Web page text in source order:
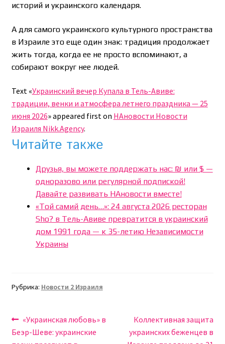
историй и украинского календаря.
А для самого украинского культурного пространства
в Израиле это еще один знак: традиция продолжает
жить тогда, когда ее не просто вспоминают, а
собирают вокруг нее людей.
Text «Украинский вечер Купала в Тель-Авиве:
традиции, венки и атмосфера летнего праздника — 25
июня 2026» appeared first on НАновости Новости
Израиля Nikk.Agency.
Читайте также
Друзья, вы можете поддержать нас: ₪ или $ —
одноразово или регулярной подпиской!
Давайте развивать НАновости вместе!
«Той самий день…»: 24 августа 2026 ресторан
Sho? в Тель-Авиве превратится в украинский
дом 1991 года — к 35-летию Независимости
Украины
Рубрика: Новости 2 Израиля
Навигация
Предыдущая
запись:
«Украинская любовь» в
Беэр-Шеве: украинские
Следующая
запись:
Коллективная защита
украинских беженцев в